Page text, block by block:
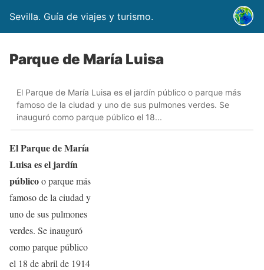
Sevilla. Guía de viajes y turismo.
Parque de María Luisa
El Parque de María Luisa es el jardín público o parque más
famoso de la ciudad y uno de sus pulmones verdes. Se
inauguró como parque público el 18...
El Parque de María
Luisa es el jardín
públicoo parque más
famoso de la ciudad y
uno de sus pulmones
verdes. Se inauguró
como parque público
el 18 de abril de 1914